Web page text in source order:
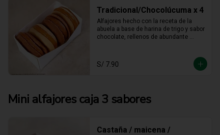
Tradicional/Chocolúcuma x 4
Alfajores hecho con la receta de la
abuela a base de harina de trigo y sabor
chocolate, rellenos de abundante
S/ 7.90
Mini alfajores caja 3 sabores
Castaña / maicena /